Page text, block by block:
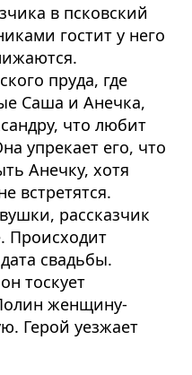
в псковский
гостит у него
пруда, где
Саша и Анечка,
что любит
упрекает его, что
Анечку, хотя
встретятся.
рассказчик
Происходит
свадьбы.
тоскует
женщину-
Герой уезжает